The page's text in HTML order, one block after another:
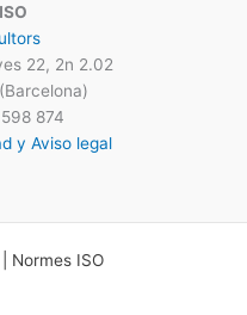
22, 2n 2.02
874
y Aviso legal
Normes ISO